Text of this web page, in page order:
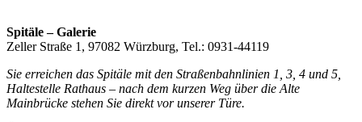
Spitäle – Galerie
Zeller Straße 1, 97082 Würzburg, Tel.: 0931-44119
Sie erreichen das Spitäle mit den Straßenbahnlinien 1, 3, 4 und 5,
Haltestelle Rathaus – nach dem kurzen Weg über die Alte
Mainbrücke stehen Sie direkt vor unserer Türe.